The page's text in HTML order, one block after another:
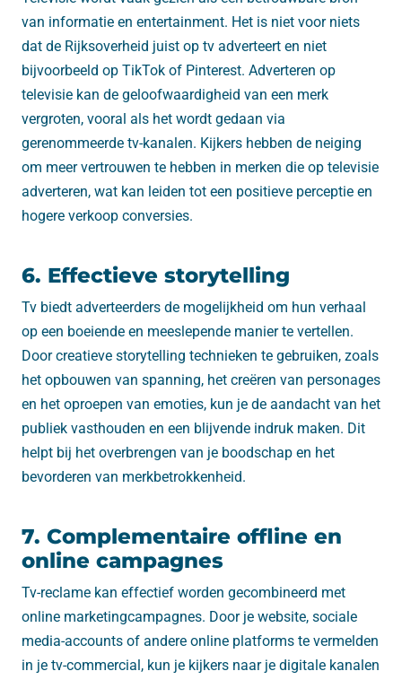
van informatie en entertainment. Het is niet voor niets
dat de Rijksoverheid juist op tv adverteert en niet
bijvoorbeeld op TikTok of Pinterest. Adverteren op
televisie kan de geloofwaardigheid van een merk
vergroten, vooral als het wordt gedaan via
gerenommeerde tv-kanalen. Kijkers hebben de neiging
om meer vertrouwen te hebben in merken die op televisie
adverteren, wat kan leiden tot een positieve perceptie en
hogere verkoop conversies.
6. Effectieve storytelling
Tv biedt adverteerders de mogelijkheid om hun verhaal
op een boeiende en meeslepende manier te vertellen.
Door creatieve storytelling technieken te gebruiken, zoals
het opbouwen van spanning, het creëren van personages
en het oproepen van emoties, kun je de aandacht van het
publiek vasthouden en een blijvende indruk maken. Dit
helpt bij het overbrengen van je boodschap en het
bevorderen van merkbetrokkenheid.
7. Complementaire offline en
online campagnes
Tv-reclame kan effectief worden gecombineerd met
online marketingcampagnes. Door je website, sociale
media-accounts of andere online platforms te vermelden
in je tv-commercial, kun je kijkers naar je digitale kanalen